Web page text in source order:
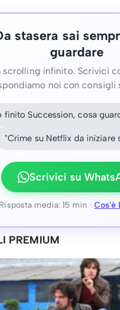
stasera sai
guardare
scrolling infinito. Scrivici
noi con consigli
finito Succession, cosa
"Crime su Netflix da iniziare
Scrivici su
media: 15 min · Cos'è
PREMIUM